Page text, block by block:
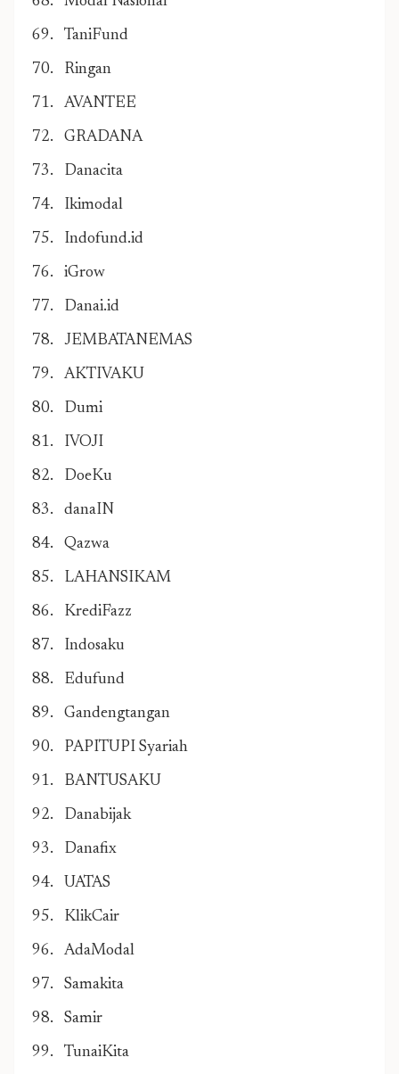
TaniFund
Ringan
AVANTEE
GRADANA
Danacita
Ikimodal
Indofund.id
iGrow
Danai.id
JEMBATANEMAS
AKTIVAKU
Dumi
IVOJI
DoeKu
danaIN
Qazwa
LAHANSIKAM
KrediFazz
Indosaku
Edufund
Gandengtangan
PAPITUPI Syariah
BANTUSAKU
Danabijak
Danafix
UATAS
KlikCair
AdaModal
Samakita
Samir
TunaiKita